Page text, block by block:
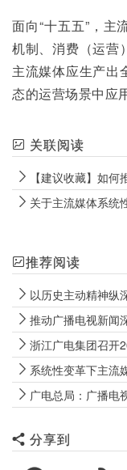
面向“十五五”，主
机制、消费（运营
主流媒体应生产出
态的运营场景中应
关联阅读
【建议收藏】如何推
关于主流媒体系统性变
推荐阅读
以历史主动精神纵深推进主
推动广播电视新闻深刻变革
浙江广电集团召开
系统性变革下主流
广电总局：广播电
分享到